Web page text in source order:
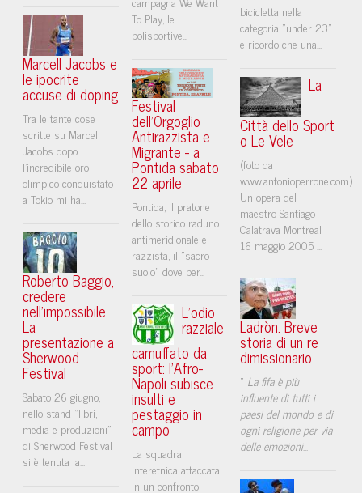
Marcell Jacobs e
le ipocrite
accuse di doping
Tra le tante cose
scritte su Marcell
Jacobs dopo
l’incredibile oro
olimpico conquistato
a Tokio mi ha...
Roberto Baggio,
credere
nell'impossibile.
La
presentazione a
Sherwood
Festival
Sabato 26 giugno,
nello stand “libri,
media e produzioni”
di Sherwood Festival
si è tenuta la...
To Play, le
polisportive...
Festival
dell'Orgoglio
Antirazzista e
Migrante - a
Pontida sabato
22 aprile
Pontida, il pratone
dello storico raduno
antimeridionale e
razzista, il "sacro
suolo" dove per...
L’odio
razziale
camuffato da
sport: l’Afro-
Napoli subisce
insulti e
pestaggio in
campo
La squadra
interetnica attaccata
in un confronto
bicicletta nella
categoria "under 23"
e ricordo che una...
La
Città dello Sport
o Le Vele
(foto da
www.antonioperrone.com)
Un opera del
maestro Santiago
Calatrava Montreal
16 maggio 2005 ...
Ladròn. Breve
storia di un re
dimissionario
“ La fifa è più
influente di tutti i
paesi del mondo e di
ogni religione per via
delle emozioni...